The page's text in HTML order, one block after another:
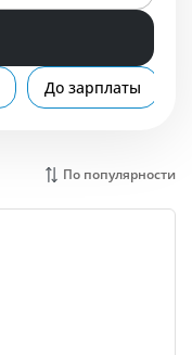
До зарплаты
По популярности